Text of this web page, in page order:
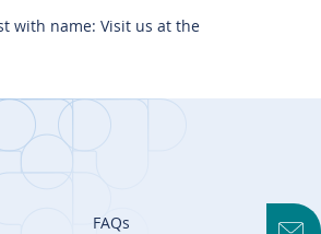
with name: Visit us at the
FAQs